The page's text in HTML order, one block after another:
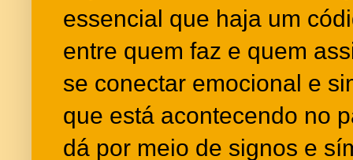
essencial que haja um
entre quem faz e quem
se conectar emocional e
que está acontecendo no
dá por meio de signos e